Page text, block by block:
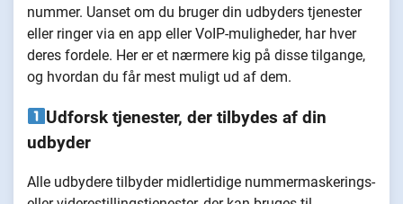
nummer. Uanset om du bruger din udbyders tjenester
eller ringer via en app eller VoIP-muligheder, har hver
deres fordele. Her er et nærmere kig på disse tilgange,
og hvordan du får mest muligt ud af dem.
Udforsk tjenester, der tilbydes af din
udbyder
Alle udbydere tilbyder midlertidige nummermaskerings-